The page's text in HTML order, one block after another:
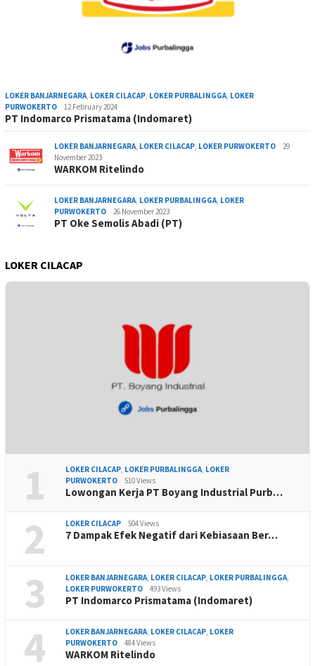
LOKER BANJARNEGARA, LOKER CILACAP, LOKER PURBALINGGA, LOKER
PURWOKERTO
12 February 2024
PT Indomarco Prismatama (Indomaret)
LOKER BANJARNEGARA, LOKER CILACAP, LOKER PURWOKERTO
29
November 2023
WARKOM Ritelindo
LOKER BANJARNEGARA, LOKER PURBALINGGA, LOKER
PURWOKERTO
26 November 2023
PT Oke Semolis Abadi (PT)
LOKER CILACAP
1 LOKER CILACAP LOKER PURBALINGGA LOKER
PURWOKERTO
510 Views
Lowongan Kerja PT Boyang Industrial Purb…
2 LOKER CILACAP 504 Views
7 Dampak Efek Negatif dari Kebiasaan Ber…
3 LOKER BANJARNEGARA LOKER CILACAP LOKER PURBALINGGA
LOKER PURWOKERTO
493 Views
PT Indomarco Prismatama (Indomaret)
4 LOKER BANJARNEGARA LOKER CILACAP LOKER
PURWOKERTO
484 Views
WARKOM Ritelindo